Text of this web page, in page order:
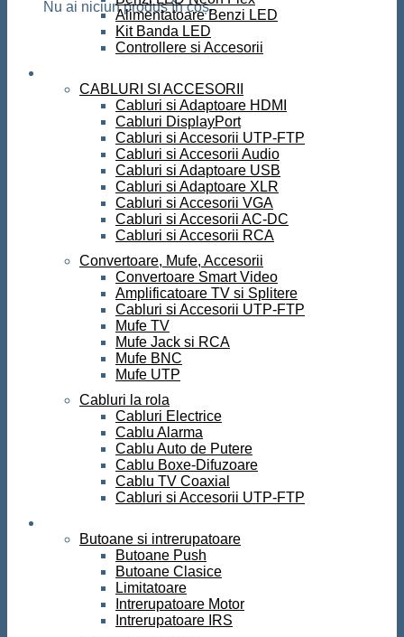
Nu ai niciun produs în coș.
Alimentatoare Benzi LED
Kit Banda LED
Controllere si Accesorii
CABLURI SI ACCESORII
Cabluri si Adaptoare HDMI
Cabluri DisplayPort
Cabluri si Accesorii UTP-FTP
Cabluri si Accesorii Audio
Cabluri si Adaptoare USB
Cabluri si Adaptoare XLR
Cabluri si Accesorii VGA
Cabluri si Accesorii AC-DC
Cabluri si Accesorii RCA
Convertoare, Mufe, Accesorii
Convertoare Smart Video
Amplificatoare TV si Splitere
Cabluri si Accesorii UTP-FTP
Mufe TV
Mufe Jack si RCA
Mufe BNC
Mufe UTP
Cabluri la rola
Cabluri Electrice
Cablu Alarma
Cablu Auto de Putere
Cablu Boxe-Difuzoare
Cablu TV Coaxial
Cabluri si Accesorii UTP-FTP
Butoane si intrerupatoare
Butoane Push
Butoane Clasice
Limitatoare
Intrerupatoare Motor
Intrerupatoare IRS